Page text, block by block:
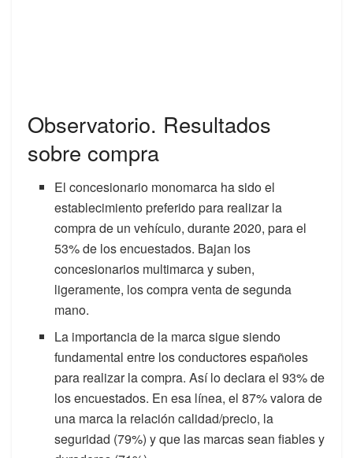
Observatorio. Resultados
sobre compra
El concesionario monomarca ha sido el
establecimiento preferido para realizar la
compra de un vehículo, durante 2020, para el
53% de los encuestados. Bajan los
concesionarios multimarca y suben,
ligeramente, los compra venta de segunda
mano.
La importancia de la marca sigue siendo
fundamental entre los conductores españoles
para realizar la compra. Así lo declara el 93% de
los encuestados. En esa línea, el 87% valora de
una marca la relación calidad/precio, la
seguridad (79%) y que las marcas sean fiables y